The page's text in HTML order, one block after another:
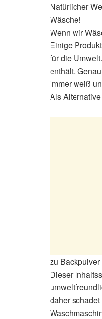
Natürlicher
Wäsche!
Wenn wir
Einige
für die
enthält.
immer weiß
Als Alternative
zu
Dieser
daher